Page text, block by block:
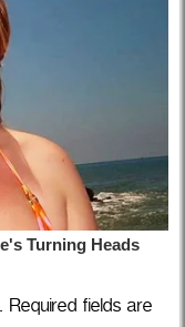
Required fields are